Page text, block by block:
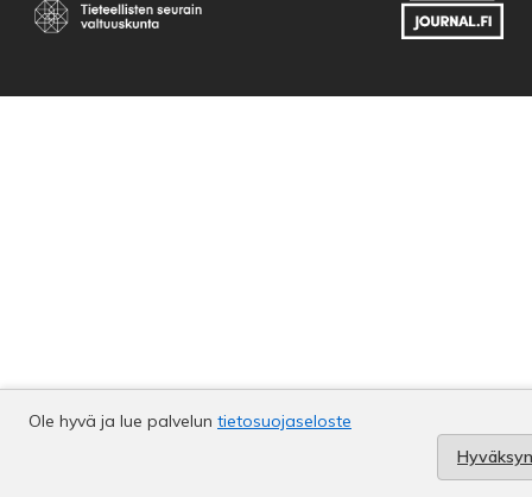
Ole hyvä ja lue palvelun tietosuojaseloste
Hyväksyn